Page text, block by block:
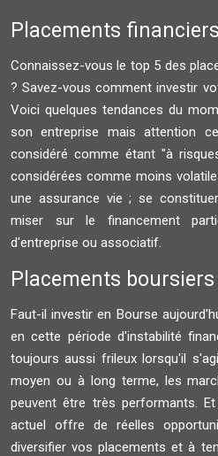
Placements financiers
Connaissez-vous le top 5 des
? Savez-vous comment investir
Voici quelques tendances du
son entreprise mais attention
considéré comme étant "à
considérées comme moins
une assurance vie ; se
miser sur le financement
d'entreprise ou associatif.
Placements boursiers
Faut-il investir en Bourse
en cette période d'instabilité
toujours aussi frileux lorsqu'il
moyen ou à long terme, les
peuvent être très performants.
actuel offre de réelles
diversifier vos placements et à